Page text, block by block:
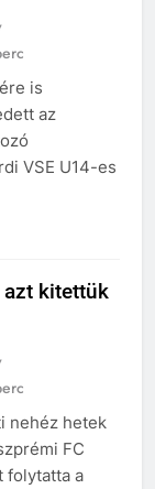
is
az
VSE U14-es
azt kitettük
nehéz hetek
FC
folytatta a